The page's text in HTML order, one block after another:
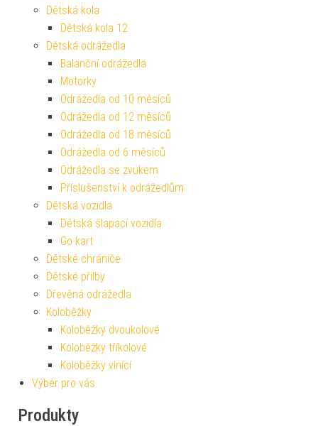
Dětská kola
Dětská kola 12
Dětská odrážedla
Balanční odrážedla
Motorky
Odrážedla od 10 měsíců
Odrážedla od 12 měsíců
Odrážedla od 18 měsíců
Odrážedla od 6 měsíců
Odrážedla se zvukem
Příslušenství k odrážedlům
Dětská vozidla
Dětská šlapací vozidla
Go kart
Dětské chrániče
Dětské přilby
Dřevěná odrážedla
Koloběžky
Koloběžky dvoukolové
Koloběžky tříkolové
Koloběžky vlnící
Výběr pro vás
Produkty